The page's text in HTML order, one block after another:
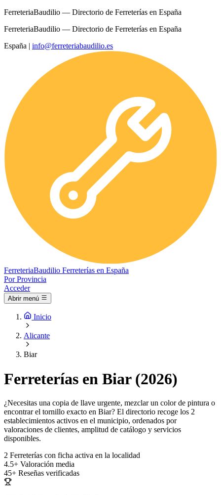
FerreteriaBaudilio — Directorio de Ferreterías en España
FerreteriaBaudilio — Directorio de Ferreterías en España
España | info@ferreteriabaudilio.es
FerreteriaBaudilio Ferreterías en España
Por Provincia
Acceder
Abrir menú
Inicio
Alicante
Biar
Ferreterías en Biar (2026)
¿Necesitas una copia de llave urgente, mezclar un color de pintura o
encontrar el tornillo exacto en Biar? El directorio recoge los 2
establecimientos activos en el municipio, ordenados por
valoraciones de clientes, amplitud de catálogo y servicios
disponibles.
2 Ferreterías con ficha activa en la localidad
4.5+ Valoración media
45+ Reseñas verificadas